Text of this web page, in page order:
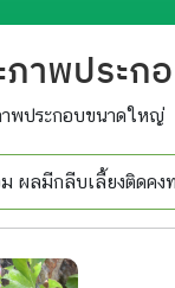
าพประก
พประกอบขนาดใหญ่
ผลมีกลีบเลี้ยงติดคง